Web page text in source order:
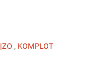
|ZO , KOMPLOT